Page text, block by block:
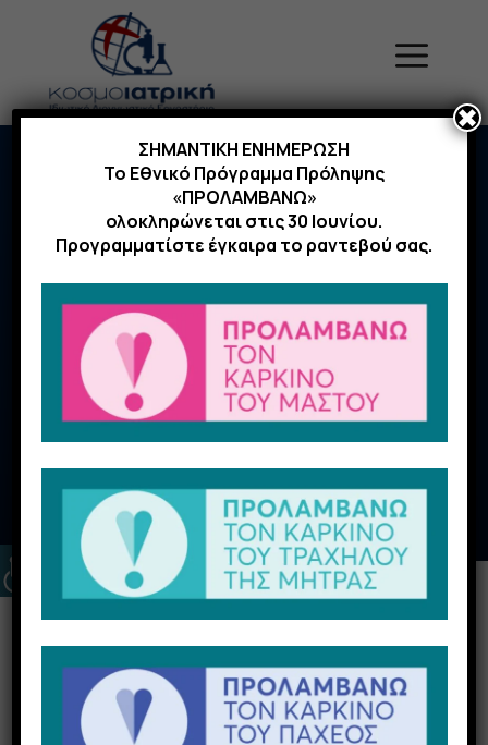
περιεχόμενο
Menu
Νέα
Stress Echo: Ένα εξελιγμένο τεστ
κοπώσεως
6 Μαΐου 2019
Stress Echo: Ένα
εξελιγμένο τεστ κοπώσεως
ΣΗΜΑΝΤΙΚΗ ΕΝΗΜΕΡΩΣΗ
Το Εθνικό Πρόγραμμα Πρόληψης
«ΠΡΟΛΑΜΒΑΝΩ»
ολοκληρώνεται στις 30 Ιουνίου.
Προγραμματίστε έγκαιρα το ραντεβού σας.
✖